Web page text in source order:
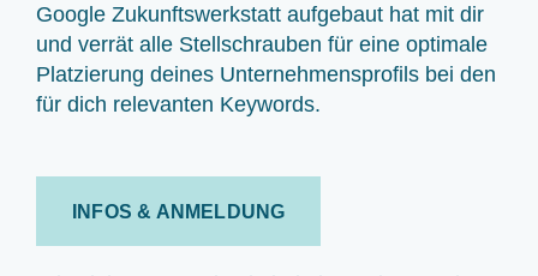
Google Zukunftswerkstatt aufgebaut hat mit dir
und verrät alle Stellschrauben für eine optimale
Platzierung deines Unternehmensprofils bei den
für dich relevanten Keywords.
INFOS & ANMELDUNG